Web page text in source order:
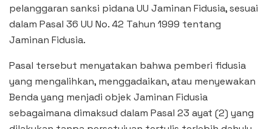
pelanggaran sanksi pidana UU Jaminan Fidusia, sesuai
dalam Pasal 36 UU No. 42 Tahun 1999 tentang
Jaminan Fidusia.
Pasal tersebut menyatakan bahwa pemberi fidusia
yang mengalihkan, menggadaikan, atau menyewakan
Benda yang menjadi objek Jaminan Fidusia
sebagaimana dimaksud dalam Pasal 23 ayat (2) yang